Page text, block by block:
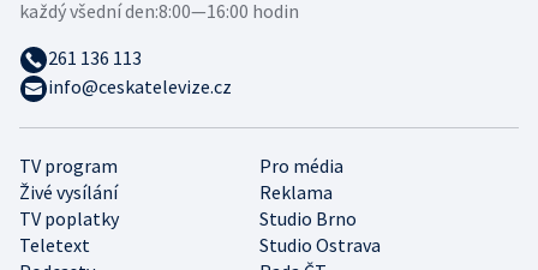
TV program
Pro média
Živé vysílání
Reklama
TV poplatky
Studio Brno
Teletext
Studio Ostrava
každý všední den:8:00—16:00 hodin
261 136 113
info@ceskatelevize.cz